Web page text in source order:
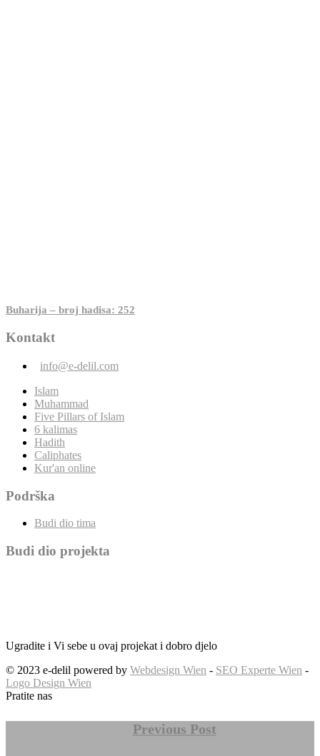
Buharija – broj hadisa: 252
Kontakt
info@e-delil.com
Islam
Muhammad
Five Pillars of Islam
6 kalimas
Hadith
Caliphates
Kur'an online
Podrška
Budi dio tima
Budi dio projekta
Ugradite i Vi sebe u ovaj projekat i dobro djelo
© 2023 e-delil powered by Webdesign Wien - SEO Experte Wien -
Logo Design Wien
Pratite nas
Previous Post